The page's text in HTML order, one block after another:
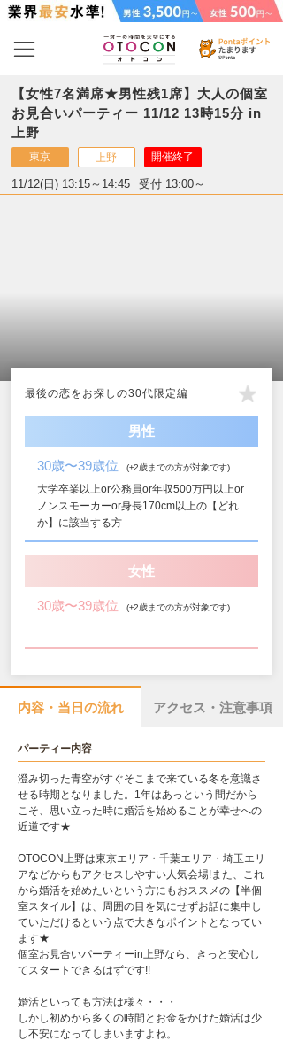
【女性7名満席★男性残1席】大人の個室
お見合いパーティー 11/12 13時15分 in
上野
東京 上野 開催終了
11/12(日) 13:15～14:45 受付 13:00～
最後の恋をお探しの30代限定編
男性
30歳〜39歳位 (±2歳までの方が対象です)
大学卒業以上or公務員or年収500万円以上or
ノンスモーカーor身長170cm以上の【どれ
か】に該当する方
女性
30歳〜39歳位 (±2歳までの方が対象です)
内容・当日の流れ アクセス・注意事項
パーティー内容
澄み切った青空がすぐそこまで来ている冬を意識さ
せる時期となりました。1年はあっという間だから
こそ、思い立った時に婚活を始めることが幸せへの
近道です★
OTOCON上野は東京エリア・千葉エリア・埼玉エリ
アなどからもアクセスしやすい人気会場!また、これ
から婚活を始めたいという方にもおススメの【半個
室スタイル】は、周囲の目を気にせずお話に集中し
ていただけるという点で大きなポイントとなってい
ます★
個室お見合いパーティーin上野なら、きっと安心し
てスタートできるはずです!!
婚活といっても方法は様々・・・
しかし初めから多くの時間とお金をかけた婚活は少
し不安になってしまいますよね。